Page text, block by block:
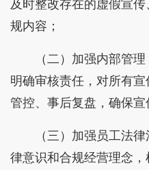
及时整改存在的虚假宣
规内容；
（二）加强内部管
明确审核责任，对所有
管控、事后复盘，确保宣
（三）加强员工法
律意识和合规经营理念